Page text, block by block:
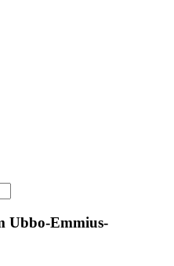
Ubbo-Emmius-